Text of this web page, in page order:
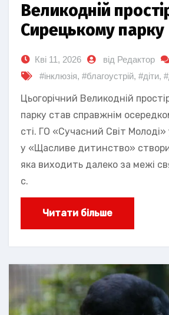
Великодній
Сирецькому парку
Кві 11, 2026 від Редактор
#інклюзія, #благоустрій, #діти,
Цьогорічний Великодній
парку став справжнім
сті. ГО «Сучасний Світ
у «Щасливе дитинство»
яка виходить далеко за межі
с.
Читати більше